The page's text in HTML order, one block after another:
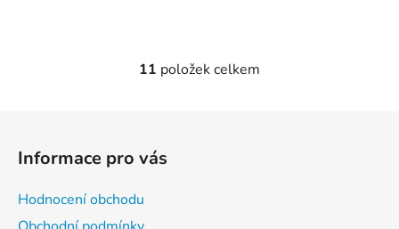
O
11 položek celkem
Informace pro vás
Hodnocení obchodu